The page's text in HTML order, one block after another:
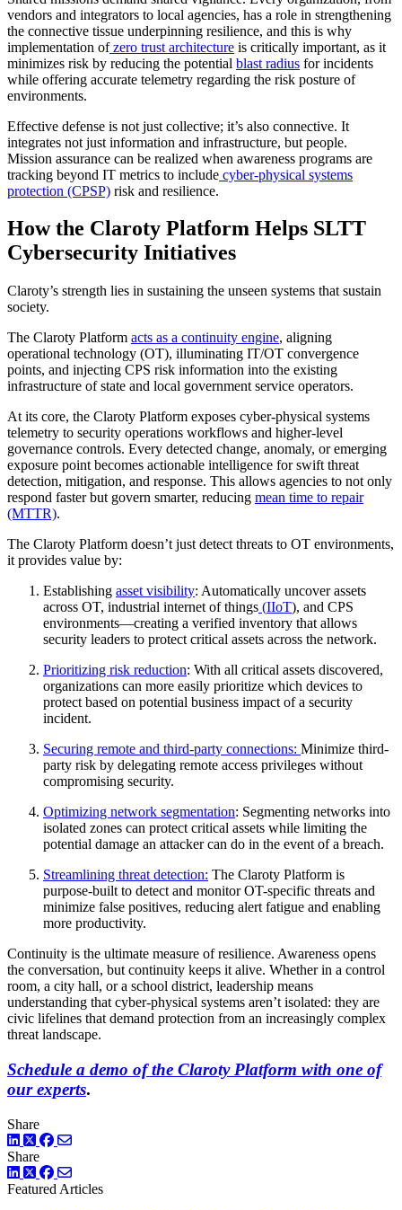
vendors and integrators to local agencies, has a role in strengthening
the connective tissue underpinning resilience, and this is why
implementation ofzero trust architecture is critically important, as it
minimizes risk by reducing the potential blast radius for incidents
while offering accurate telemetry regarding the risk posture of
environments.
Effective defense is not just collective; it’s also connective. It
integrates not just information and infrastructure, but people.
Mission assurance can be realized when awareness programs are
tracking beyond IT metrics to include cyber-physical systems
protection (CPSP) risk and resilience.
How the Claroty Platform Helps SLTT
Cybersecurity Initiatives
Claroty’s strength lies in sustaining the unseen systems that sustain
society.
The Claroty Platform acts as a continuity engine, aligning
operational technology (OT), illuminating IT/OT convergence
points, and injecting CPS risk information into the existing
infrastructure of state and local government service operators.
At its core, the Claroty Platform exposes cyber-physical systems
telemetry to security operations workflows and higher-level
governance controls. Every detected change, anomaly, or emerging
exposure point becomes actionable intelligence for swift threat
detection, mitigation, and response. This allows agencies to not only
respond faster but govern smarter, reducing mean time to repair
(MTTR).
The Claroty Platform doesn’t just detect threats to OT environments,
it provides value by:
Establishing asset visibility: Automatically uncover assets
across OT, industrial internet of things (IIoT), and CPS
environments—creating a verified inventory that allows
security leaders to protect critical assets across the network.
Prioritizing risk reduction: With all critical assets discovered,
organizations can more easily prioritize which devices to
protect based on potential business impact of a security
incident.
Securing remote and third-party connections: Minimize third-
party risk by delegating remote access privileges without
compromising security.
Optimizing network segmentation: Segmenting networks into
isolated zones can protect critical assets while limiting the
potential damage an attacker can do in the event of a breach.
Streamlining threat detection: The Claroty Platform is
purpose-built to detect and monitor OT-specific threats and
minimize false positives, reducing alert fatigue and enabling
more productivity.
Continuity is the ultimate measure of resilience. Awareness opens
the conversation, but continuity keeps it alive. Whether in a control
room, a city hall, or a school district, leadership means
understanding that cyber-physical systems aren’t isolated: they are
civic lifelines that demand protection from an increasingly complex
threat landscape.
Schedule a demo of the Claroty Platform with one of
our experts.
Share
LinkedIn
TwitterFacebook
Share
LinkedIn
TwitterFacebook
Featured Articles